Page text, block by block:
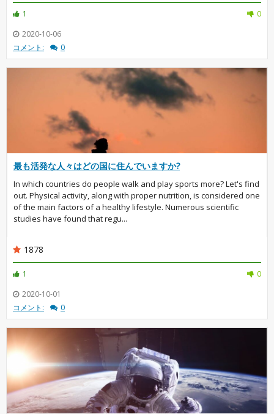
1
0
2020-10-06
コメント:
0
最も活発な人々はどの国に住んでいますか?
In which countries do people walk and play sports more? Let's find
out. Physical activity, along with proper nutrition, is considered one
of the main factors of a healthy lifestyle. Numerous scientific
studies have found that regu...
1878
1
0
2020-10-01
コメント:
0